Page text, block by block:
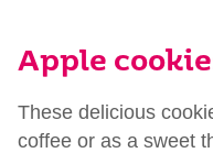
Apple
These delicious
coffee or as a sweet